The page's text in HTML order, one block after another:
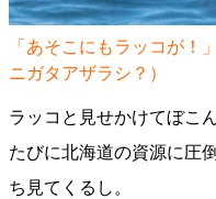
「あそこにもラッコが！
ニガタアザラシ？）
ラッコと見せかけてぼこ
たびに北海道の資源に圧
ち見てくるし。